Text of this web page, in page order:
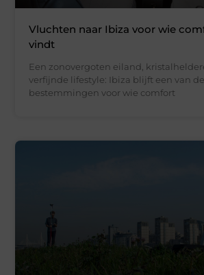
Vluchten naar Ibiza voor wie
vindt
Een zonovergoten eiland,
verfijnde lifestyle: Ibiza blijft een van
bestemmingen voor wie comfort